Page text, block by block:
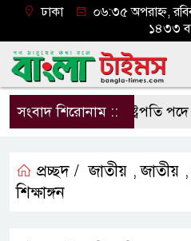
ঢাকা
০৬:৩৫ অপরাহ্ন,
১৪৩৩
সংবাদ শিরোনাম ::রাষ্ট্রপতি পদে
প্রচ্ছদ / জাতীয় ,জাতীয়
শিক্ষাঙ্গন